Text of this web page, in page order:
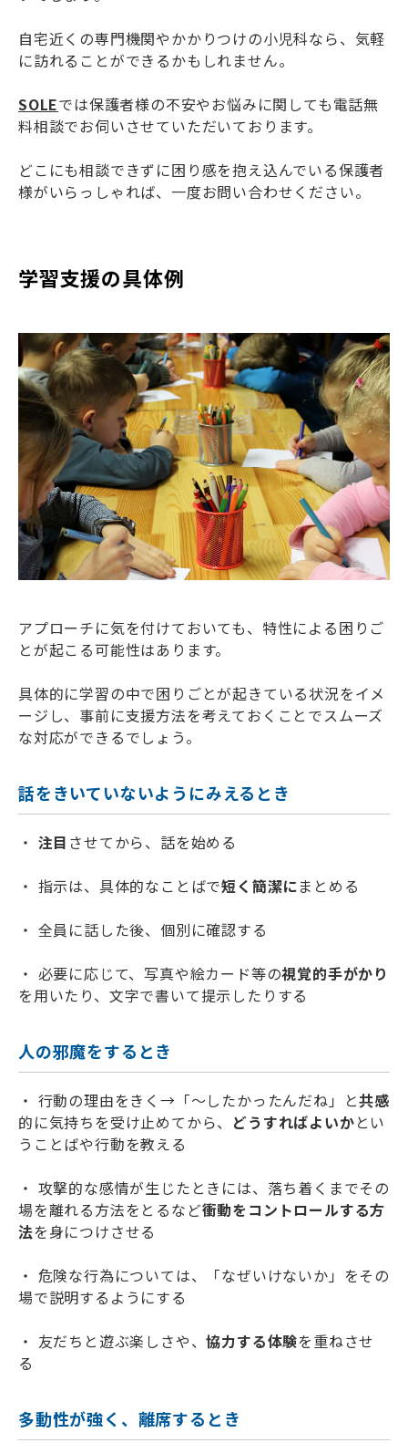
自宅近くの専門機関やかかりつけの小児科なら、気軽
に訪れることができるかもしれません。
SOLEでは保護者様の不安やお悩みに関しても電話無
料相談でお伺いさせていただいております。
どこにも相談できずに困り感を抱え込んでいる保護者
様がいらっしゃれば、一度お問い合わせください。
学習支援の具体例
アプローチに気を付けておいても、特性による困りご
とが起こる可能性はあります。
具体的に学習の中で困りごとが起きている状況をイメ
ージし、事前に支援方法を考えておくことでスムーズ
な対応ができるでしょう。
話をきいていないようにみえるとき
・ 注目 させてから、話を始める
・ 指示は、具体的なことばで短く簡潔にまとめる
・ 全員に話した後、個別に確認する
・ 必要に応じて、写真や絵カード等の視覚的手がかり
を用いたり、文字で書いて提示したりする
人の邪魔をするとき
・ 行動の理由をきく→「～したかったんだね」と共感
的に気持ちを受け止めてから、 どうすればよいかとい
うことばや行動を教える
・ 攻撃的な感情が生じたときには、落ち着くまでその
場を離れる方法をとるなど衝動をコントロールする方
法を身につけさせる
・ 危険な行為については、「なぜいけないか」をその
場で説明するようにする
・ 友だちと遊ぶ楽しさや、協力する体験を重ねさせ
る
多動性が強く、離席するとき